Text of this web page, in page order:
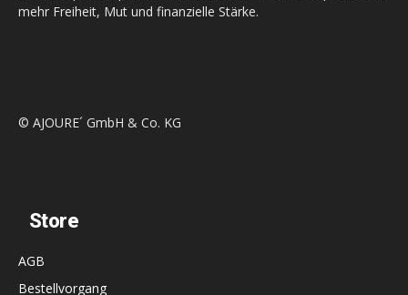
mehr Freiheit, Mut und finanzielle Stärke.
© AJOURE´ GmbH & Co. KG
Store
AGB
Bestellvorgang